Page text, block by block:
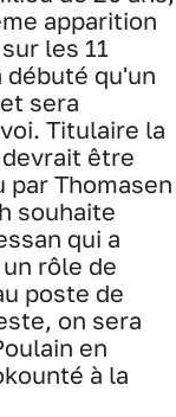
apparition
les 11
débuté qu'un
sera
Titulaire la
devrait être
par Thomasen
souhaite
qui a
rôle de
poste de
on sera
en
à la